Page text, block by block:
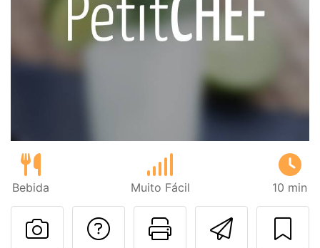
Bebida Muito Fácil 10 min
Imprima
Falar com o autor